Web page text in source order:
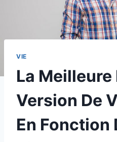
VIE
La Meilleure
Version De
En Fonction